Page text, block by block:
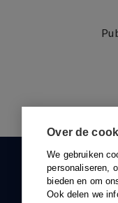
Over de
We gebruiken
personaliseren,
bieden en om
Ook delen we
088-